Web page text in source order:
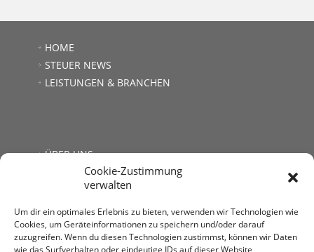
Cookie-Zustimmung
verwalten
Um dir ein optimales Erlebnis zu bieten, verwenden wir Technologien wie
Cookies, um Geräteinformationen zu speichern und/oder darauf
zuzugreifen. Wenn du diesen Technologien zustimmst, können wir Daten
wie das Surfverhalten oder eindeutige IDs auf dieser Website
HOME
STEUER NEWS
LEISTUNGEN & BRANCHEN
ÜBER UNS
KONTAKT